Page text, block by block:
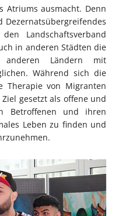
Atriums ausmacht. Denn
Landschaftsverband
in anderen Städten die
Ländern mit
Während sich die
Therapie von Migranten
gesetzt als offene und
Betroffenen und ihren
Leben zu finden und